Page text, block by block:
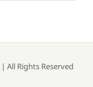
| All Rights Reserved